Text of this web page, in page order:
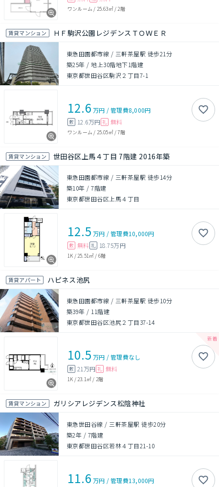
ワンルーム / 25.63㎡/ 2階
賃貸マンション ＨＦ駒沢公園レジデンスＴＯＷＥＲ
東急田園都市線 / 三軒茶屋駅 徒歩21分
築25年 /地上30階地下1階建
東京都世田谷区駒沢２丁目7-1
12.6 万円 /管理費8,000円
敷 12.6万円 礼 無料
ワンルーム / 25.05㎡/7階
賃貸マンション 世田谷区上馬４丁目 7階建 2016年築
東急田園都市線 / 三軒茶屋駅 徒歩14分
築10年 /7階建
東京都世田谷区上馬４丁目
12.5 万円 /管理費10,000円
敷 無料 礼 18.75万円
1K / 25.51㎡ / 6階
賃貸アパート ハピネス池尻
東急田園都市線 / 三軒茶屋駅 徒歩10分
築39年 / 11階建
東京都世田谷区池尻２丁目37-14
10.5 万円 /管理費なし
敷 21万円 礼 無料
1K / 23.1㎡ / 2階
賃貸マンション ガリシアレジデンス松陰神社
東急世田谷線 / 三軒茶屋駅 徒歩20分
築2年 / 7階建
東京都世田谷区若林４丁目21-10
11.6 万円 /管理費13,000円